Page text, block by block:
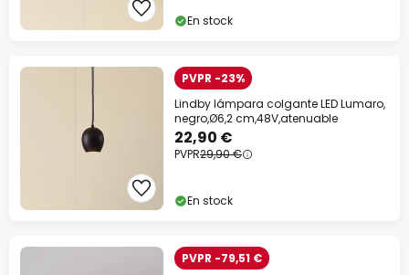
En stock
PVPR -23%
Lindby lámpara colgante LED Lumaro,
negro,Ø6,2 cm,48V,atenuable
22,90 €
PVPR29,90 €
En stock
PVPR -79,51 €